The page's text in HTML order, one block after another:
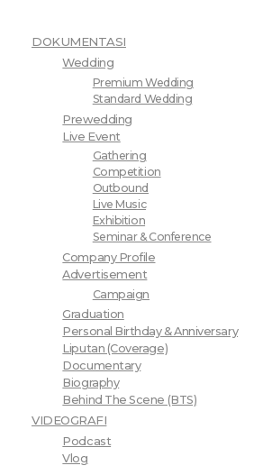
DOKUMENTASI
Wedding
Premium Wedding
Standard Wedding
Prewedding
Live Event
Gathering
Competition
Outbound
Live Music
Exhibition
Seminar & Conference
Company Profile
Advertisement
Campaign
Graduation
Personal Birthday & Anniversary
Liputan (Coverage)
Documentary
Biography
Behind The Scene (BTS)
VIDEOGRAFI
Podcast
Vlog